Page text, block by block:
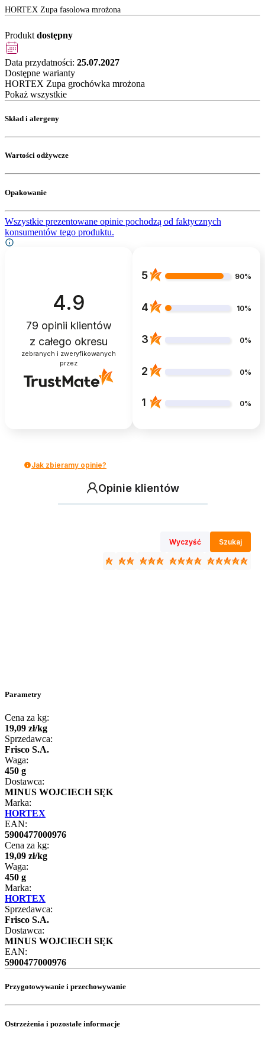
HORTEX Zupa fasolowa mrożona
Produkt dostępny
Data przydatności: 25.07.2027
Dostępne warianty
HORTEX Zupa grochówka mrożona
Pokaż wszystkie
Skład i alergeny
Wartości odżywcze
Opakowanie
Wszystkie prezentowane opinie pochodzą od faktycznych
konsumentów tego produktu.
4.9
79 opinii klientów
z całego okresu
zebranych i zweryfikowanych
przez
5 90%
4 10%
3 0%
2 0%
1 0%
Jak zbieramy opinie?
Opinie klientów
Wyczyść Szukaj
Parametry
Cena za kg:
19,09 zł/kg
Sprzedawca:
Frisco S.A.
Waga:
450 g
Dostawca:
MINUS WOJCIECH SĘK
Marka:
HORTEX
EAN:
5900477000976
Cena za kg:
19,09 zł/kg
Waga:
450 g
Marka:
HORTEX
Sprzedawca:
Frisco S.A.
Dostawca:
MINUS WOJCIECH SĘK
EAN:
5900477000976
Przygotowywanie i przechowywanie
Ostrzeżenia i pozostałe informacje